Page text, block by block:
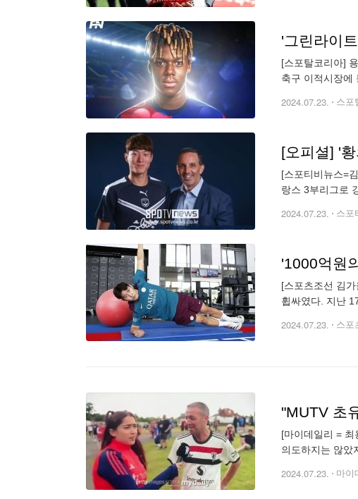
'그린라이
[스포탈코리아]
축구 이적시장에
2024.07.23. 스포
[오피셜] '
[스포티비뉴스=
랑스 3부리그로
2024.07.23. 스포
[스포츠조선 김
휩싸였다. 지난
2024.07.23. 스포
[마이데일리 =
의도하지는 않았
2024.07.23. 마이